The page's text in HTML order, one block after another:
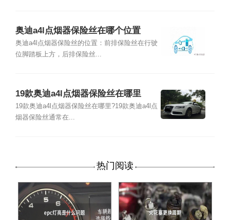
奥迪a4l点烟器保险丝在哪个位置
奥迪a4l点烟器保险丝的位置：前排保险丝在行驶
位脚踏板上方，后排保险丝...
19款奥迪a4l点烟器保险丝在哪里
19款奥迪a4l点烟器保险丝在哪里?19款奥迪a4l点
烟器保险丝通常在...
热门阅读